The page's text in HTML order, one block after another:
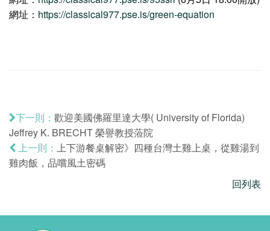
網址： https://classical977.pse.is/green-equation
下一則： 歡迎美國佛羅里達大學( University of Florida)
Jeffrey K. BRECHT 榮譽教授蒞院
上一則： 上下游餐桌解密》四種台灣土雞上桌，從雞湯到
雞肉飯，品嚐風土密碼
回列表